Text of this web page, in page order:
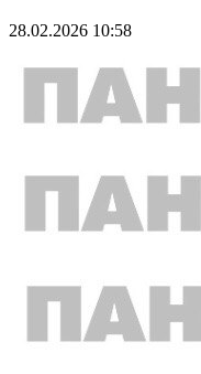
28.02.2026 10:58